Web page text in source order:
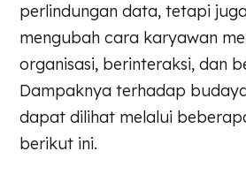
perlindungan data, tetapi
mengubah cara karyawan
organisasi, berinteraksi, dan
Dampaknya terhadap
dapat dilihat melalui
berikut ini.